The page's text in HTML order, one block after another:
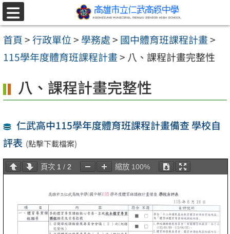
跳至主要內容區
選
單
首頁>行政單位> 學務處> 國中體育班課程計畫>
115學年度體育班課程計畫> 八、課程計畫完整性
八、課程計畫完整性
仁武高中115學年度體育班課程計畫備查 學校自
評表 (點擊下載檔案)
頁次 1 / 2 縮放 100%